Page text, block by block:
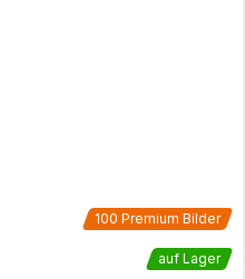
100 Premium Bilder
auf Lager